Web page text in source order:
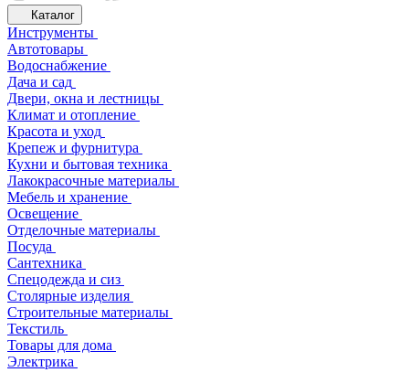
Каталог
Инструменты
Автотовары
Водоснабжение
Дача и сад
Двери, окна и лестницы
Климат и отопление
Красота и уход
Крепеж и фурнитура
Кухни и бытовая техника
Лакокрасочные материалы
Мебель и хранение
Освещение
Отделочные материалы
Посуда
Сантехника
Спецодежда и сиз
Столярные изделия
Строительные материалы
Текстиль
Товары для дома
Электрика